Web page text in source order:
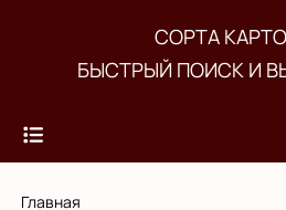
основному
СОРТА
БЫСТРЫЙ ПОИСК И
Главная